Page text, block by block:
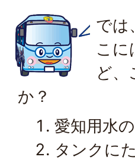
では
こに
ど
か？
愛知用水
タンクに